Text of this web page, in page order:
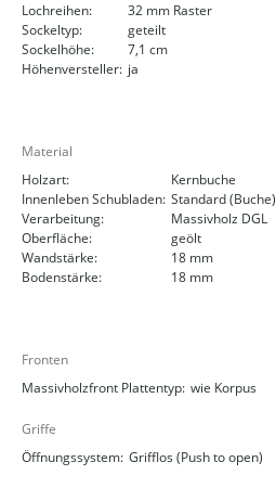
Lochreihen:
32 mm Raster
Sockeltyp:
geteilt
Sockelhöhe:
7,1 cm
Höhenversteller: ja
Material
Holzart:
Kernbuche
Innenleben Schubladen: Standard (Buche)
Verarbeitung:
Massivholz DGL
Oberfläche:
geölt
Wandstärke:
18 mm
Bodenstärke:
18 mm
Fronten
Massivholzfront Plattentyp: wie Korpus
Griffe
Öffnungssystem: Grifflos (Push to open)